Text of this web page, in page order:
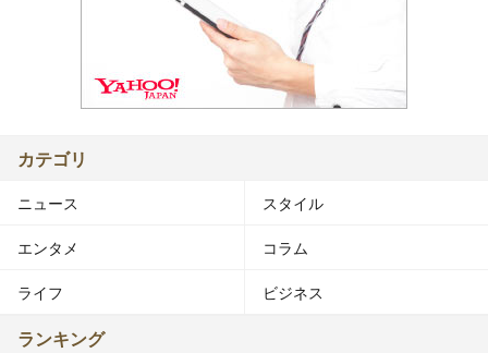
カテゴリ
ニュース スタイル
エンタメ コラム
ライフ ビジネス
ランキング